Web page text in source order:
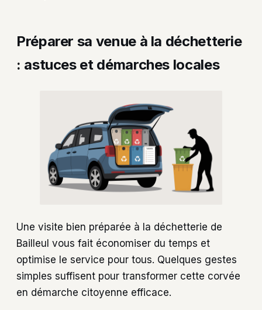
Préparer sa venue à la déchetterie
: astuces et démarches locales
Une visite bien préparée à la déchetterie de
Bailleul vous fait économiser du temps et
optimise le service pour tous. Quelques gestes
simples suffisent pour transformer cette corvée
en démarche citoyenne efficace.